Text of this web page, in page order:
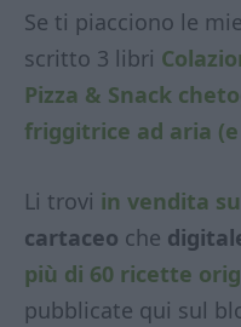
Se ti piacciono le
scritto 3 libri
Pizza & Snack
friggitrice ad aria
Li trovi in vendita
cartaceo che
più di 60 ricette
pubblicate qui sul